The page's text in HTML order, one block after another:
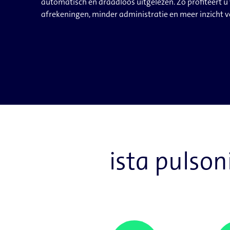
afrekeningen, minder administratie en meer inzicht
ista